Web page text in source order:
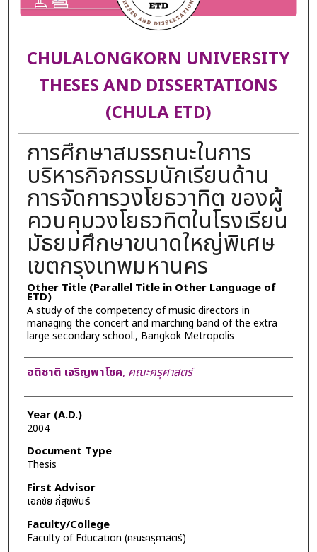
CHULALONGKORN UNIVERSITY
THESES AND DISSERTATIONS
(CHULA ETD)
การศึกษาสมรรถนะในการ
บริหารกิจกรรมนักเรียนด้าน
การจัดการวงโยธวาทิต ของผู้
ควบคุมวงโยธวทิตในโรงเรียน
มัธยมศึกษาขนาดใหญ่พิเศษ
เขตกรุงเทพมหานคร
Other Title (Parallel Title in Other Language of
ETD)
A study of the competency of music directors in
managing the concert and marching band of the extra
large secondary school., Bangkok Metropolis
Author
อติชาติ เจริญพาโชค, คณะครุศาสตร์
Year (A.D.)
2004
Document Type
Thesis
First Advisor
เอกชัย กี่สุขพันธ์
Faculty/College
Faculty of Education (คณะครุศาสตร์)